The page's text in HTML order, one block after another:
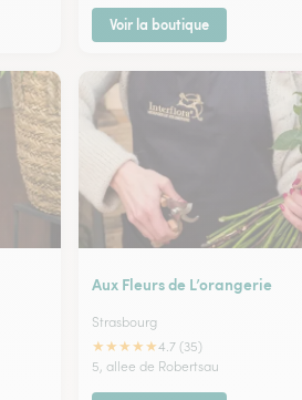
Voir la boutique
Aux Fleurs de L’orangerie
Strasbourg
★★★★★4.7 (35)
5, allee de Robertsau